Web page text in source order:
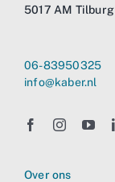
5017 AM Tilburg
06-83950325
info@kaber.nl
Over ons